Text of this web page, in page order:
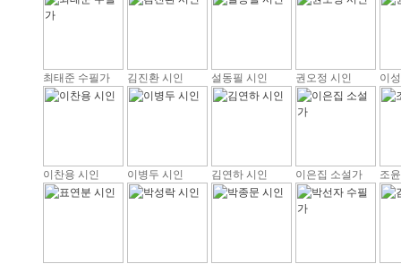
최태준 수필가 김진환 시인 설동필 시인 권오정 시인 이
이찬용 시인 이병두 시인 김연하 시인 이은집 소설가 조